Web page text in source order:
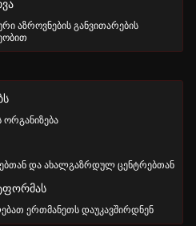
აზროვნების განვითარების
და ახალგაზრდულ ცენტრებთან
ერთმანეთს დაუკავშირდნენ